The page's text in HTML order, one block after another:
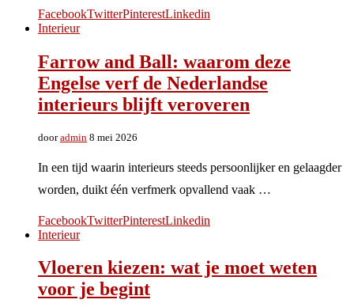
FacebookTwitterPinterestLinkedin
Interieur
Farrow and Ball: waarom deze
Engelse verf de Nederlandse
interieurs blijft veroveren
dooradmin 8 mei 2026
In een tijd waarin interieurs steeds persoonlijker en gelaagder
worden, duikt één verfmerk opvallend vaak …
FacebookTwitterPinterestLinkedin
Interieur
Vloeren kiezen: wat je moet weten
voor je begint